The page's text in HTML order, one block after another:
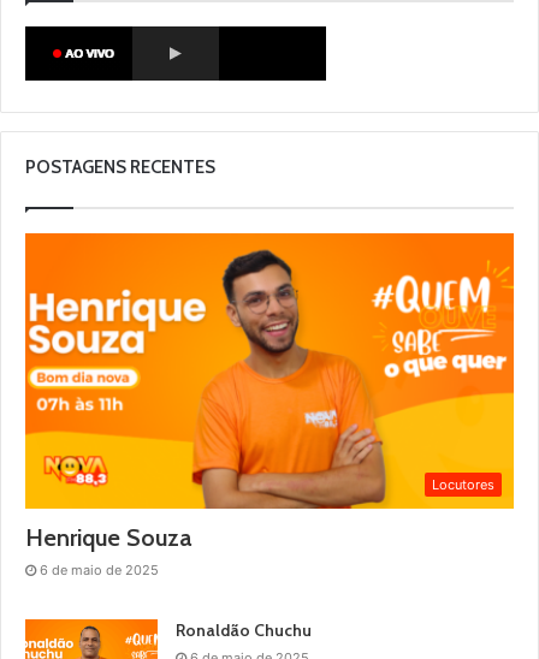
POSTAGENS RECENTES
Locutores
Henrique Souza
6 de maio de 2025
Ronaldão Chuchu